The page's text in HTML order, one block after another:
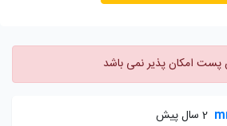
امکان پذیر نمی باشد
2 سال پیش